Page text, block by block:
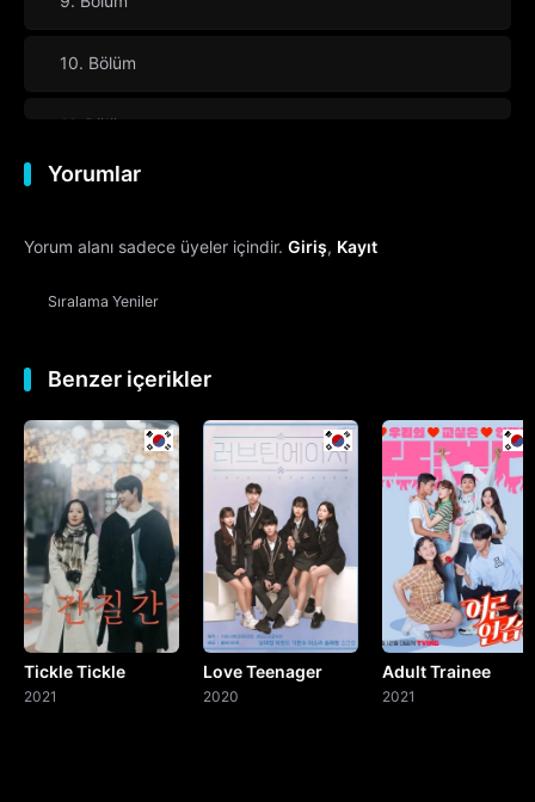
10. Bölüm
11. Bölüm
12. Bölüm
13. Bölüm
14. Bölüm
15. Bölüm
Yorumlar
Yorum alanı sadece üyeler içindir. Giriş, Kayıt
Sıralama Yeniler
Benzer içerikler
Tickle Tickle
2021
Love Teenager
2020
Adult Trainee
2021